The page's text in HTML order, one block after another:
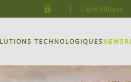
Ligne éthique
TECHNOLOGIQUES